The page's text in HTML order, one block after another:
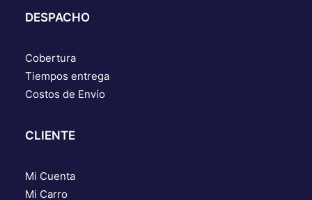
DESPACHO
Cobertura
Tiempos entrega
Costos de Envío
CLIENTE
Mi Cuenta
Mi Carro